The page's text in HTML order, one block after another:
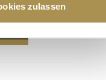
im
anbieten zu können
zulassen